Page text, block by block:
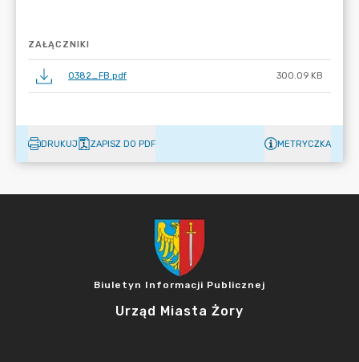
ZAŁĄCZNIKI
0382_FB.pdf 300.09 KB
DRUKUJ ZAPISZ DO PDF METRYCZKA
Biuletyn Informacji Publicznej
Urząd Miasta Żory